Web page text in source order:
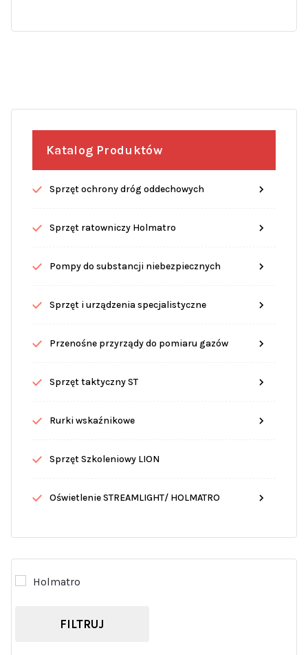
Katalog Produktów
Sprzęt ochrony dróg oddechowych
Sprzęt ratowniczy Holmatro
Pompy do substancji niebezpiecznych
Sprzęt i urządzenia specjalistyczne
Przenośne przyrządy do pomiaru gazów
Sprzęt taktyczny ST
Rurki wskaźnikowe
Sprzęt Szkoleniowy LION
Oświetlenie STREAMLIGHT/ HOLMATRO
Holmatro
FILTRUJ